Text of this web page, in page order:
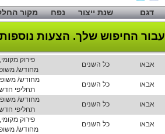
דגם שנת ייצור נפח מקור
עבור החיפוש שלך. הצעות
אבאו כל השנים
פירוק מקומי,
מחודש/
אבאו כל השנים
מחודש/
תחליפי
אבאו כל השנים
מחודש/
תחליפי
אבאו כל השנים
פירוק מקומי,
מחודש/